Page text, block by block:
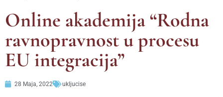
Online akademija “Rodna
ravnopravnost u procesu
EU integracija”
28 Maja, 2022 ukljucise